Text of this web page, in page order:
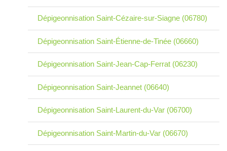
Dépigeonnisation Saint-Cézaire-sur-Siagne (06780)
Dépigeonnisation Saint-Étienne-de-Tinée (06660)
Dépigeonnisation Saint-Jean-Cap-Ferrat (06230)
Dépigeonnisation Saint-Jeannet (06640)
Dépigeonnisation Saint-Laurent-du-Var (06700)
Dépigeonnisation Saint-Martin-du-Var (06670)